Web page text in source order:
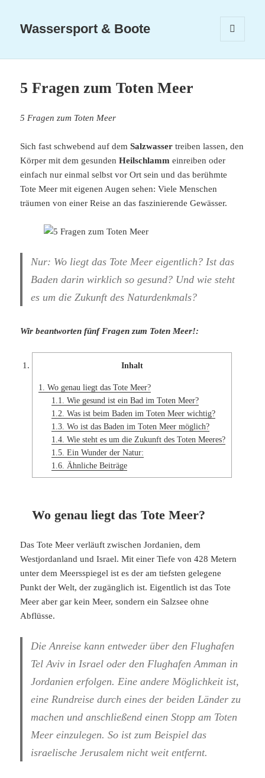
Wassersport & Boote
WIDGETS
5 Fragen zum Toten Meer
5 Fragen zum Toten Meer
Sich fast schwebend auf demSalzwasser treiben lassen, den
Körper mit dem gesundenHeilschlamm einreiben oder
einfach nur einmal selbst vor Ort sein und das berühmte
Tote Meer mit eigenen Augen sehen: Viele Menschen
träumen von einer Reise an das faszinierende Gewässer.
Nur: Wo liegt das Tote Meer eigentlich? Ist das
Baden darin wirklich so gesund? Und wie steht
es um die Zukunft des Naturdenkmals?
Wir beantworten fünf Fragen zum Toten Meer!:
Inhalt
1.
Wo genau liegt das Tote Meer?
1.1.
Wie gesund ist ein Bad im Toten Meer?
1.2. Was ist beim Baden im Toten Meer wichtig?
1.3. Wo ist das Baden im Toten Meer möglich?
1.4. Wie steht es um die Zukunft des Toten Meeres?
1.5. Ein Wunder der Natur:
1.6. Ähnliche Beiträge
Wo genau liegt das Tote Meer?
Das Tote Meer verläuft zwischen Jordanien, dem
Westjordanland und Israel. Mit einer Tiefe von 428 Metern
unter dem Meersspiegel ist es der am tiefsten gelegene
Punkt der Welt, der zugänglich ist. Eigentlich ist das Tote
Meer aber gar kein Meer, sondern ein Salzsee ohne
Abflüsse.
Die Anreise kann entweder über den Flughafen
Tel Aviv in Israel oder den Flughafen Amman in
Jordanien erfolgen. Eine andere Möglichkeit ist,
eine Rundreise durch eines der beiden Länder zu
machen und anschließend einen Stopp am Toten
Meer einzulegen. So ist zum Beispiel das
israelische Jerusalem nicht weit entfernt.